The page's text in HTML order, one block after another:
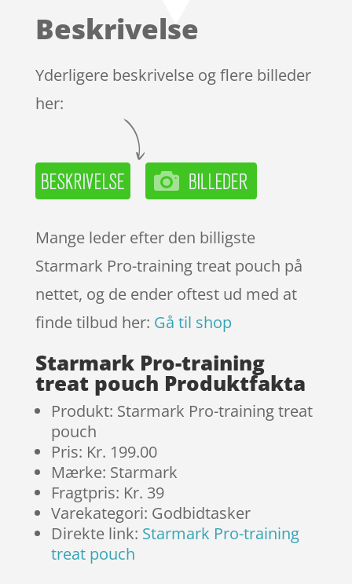
på
ømmels
er
Beskrivelse
Yderligere beskrivelse og flere billeder
her:
Mange leder efter den billigste
Starmark Pro-training treat pouch på
nettet, og de ender oftest ud med at
finde tilbud her: Gå til shop
Starmark Pro-training
treat pouch Produktfakta
Produkt: Starmark Pro-training treat
pouch
Pris: Kr. 199.00
Mærke: Starmark
Fragtpris: Kr. 39
Varekategori: Godbidtasker
Direkte link: Starmark Pro-training
treat pouch